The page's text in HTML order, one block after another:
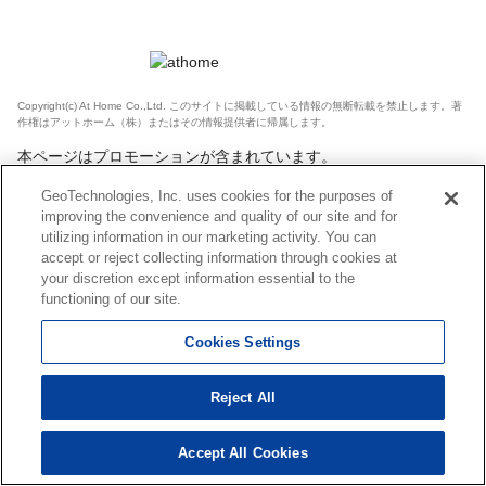
Copyright(c) At Home Co.,Ltd. このサイトに掲載している情報の無断転載を禁止します。著
作権はアットホーム（株）またはその情報提供者に帰属します。
本ページはプロモーションが含まれています。
GeoTechnologies, Inc. uses cookies for the purposes of
improving the convenience and quality of our site and for
utilizing information in our marketing activity. You can
accept or reject collecting information through cookies at
your discretion except information essential to the
functioning of our site.
Cookies Settings
Reject All
Accept All Cookies